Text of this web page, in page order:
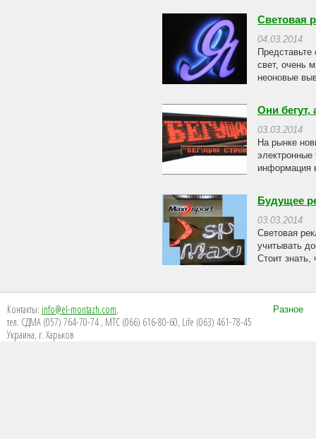
Световая
04.03.2014
свет, очень
неоновые
Они бегут,
03.03.2014
На рынке
электронные
информация
Будущее
03.03.2014
Световая
учитывать
Стоит
Контакты: info@el-montazh.com,
тел. СДМА (057) 764-70-74 , МТС (066) 616-80-60, Life (063) 461-78-45
Украина, г. Харьков
Разное